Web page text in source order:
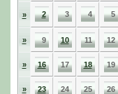
» 2 3 4 5
» 9 10 11 12
» 16 17 18 19
» 23 24 25 26